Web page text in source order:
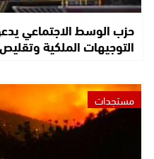
حزب الوسط الاجتماعي
التوجيهات الملكية
مستجدات